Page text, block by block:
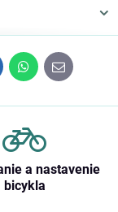
WhatsApp
E-
mail
a nastavenie
bicykla